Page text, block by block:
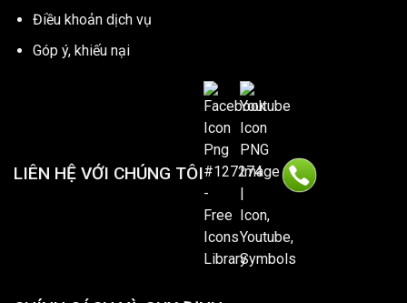
Điều khoản dịch vụ
Góp ý, khiếu nại
LIÊN HỆ VỚI CHÚNG TÔI